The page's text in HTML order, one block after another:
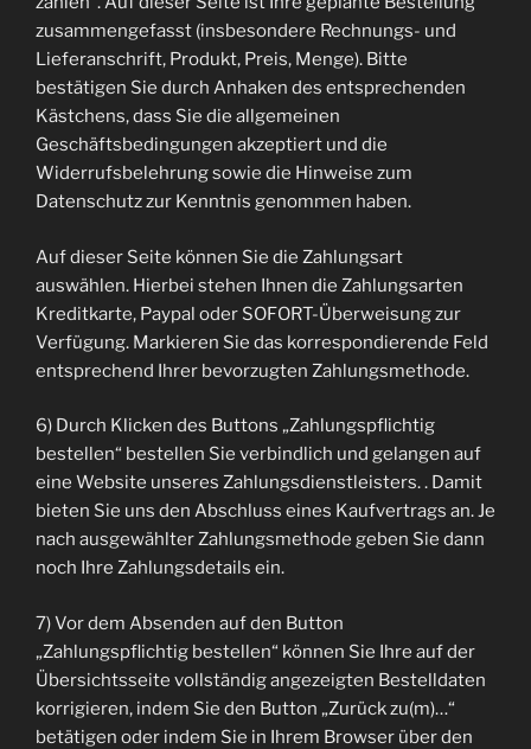
zusammengefasst (insbesondere Rechnungs- und
Lieferanschrift, Produkt, Preis, Menge). Bitte
bestätigen Sie durch Anhaken des entsprechenden
Kästchens, dass Sie die allgemeinen
Geschäftsbedingungen akzeptiert und die
Widerrufsbelehrung sowie die Hinweise zum
Datenschutz zur Kenntnis genommen haben.
Auf dieser Seite können Sie die Zahlungsart
auswählen. Hierbei stehen Ihnen die Zahlungsarten
Kreditkarte, Paypal oder SOFORT-Überweisung zur
Verfügung. Markieren Sie das korrespondierende Feld
entsprechend Ihrer bevorzugten Zahlungsmethode.
6) Durch Klicken des Buttons „Zahlungspflichtig
bestellen“ bestellen Sie verbindlich und gelangen auf
eine Website unseres Zahlungsdienstleisters. . Damit
bieten Sie uns den Abschluss eines Kaufvertrags an. Je
nach ausgewählter Zahlungsmethode geben Sie dann
noch Ihre Zahlungsdetails ein.
7) Vor dem Absenden auf den Button
„Zahlungspflichtig bestellen“ können Sie Ihre auf der
Übersichtsseite vollständig angezeigten Bestelldaten
korrigieren, indem Sie den Button „Zurück zu(m)…“
betätigen oder indem Sie in Ihrem Browser über den